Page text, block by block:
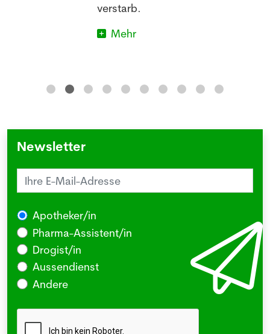
verstarb.
Mehr
Newsletter
Apotheker/in
Pharma-Assistent/in
Drogist/in
Aussendienst
Andere